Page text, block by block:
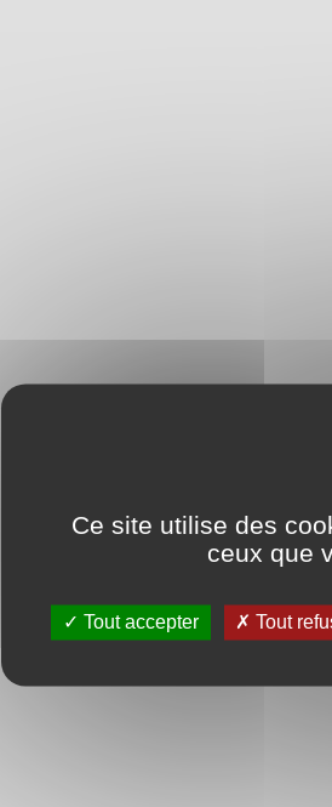
Ce site utilise des
ceux que
Tout accepter Tout